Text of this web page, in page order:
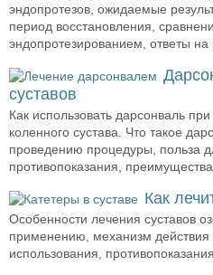
эндопротезов, ожидаемые
период восстановления,
эндопротезированием, ответы на
суставов
Как использовать дарсонваль
коленного сустава. Что такое
проведению процедуры, польза
противопоказания,
Как
Особенности лечения суставов
применению, механизм
использования,